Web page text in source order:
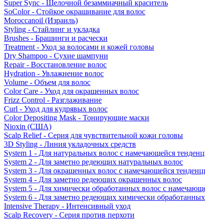
Super Sync - Щелочной безаммиачный краситель
SoColor - Стойкое окрашивание для волос
Moroccanoil (Израиль)
Styling - Стайлинг и укладка
Brushes - Брашинги и расчески
Treatment - Уход за волосами и кожей головы
Dry Shampoo - Сухие шампуни
Repair - Восстановление волос
Hydration - Увлажнение волос
Volume - Объем для волос
Color Care - Уход для окрашенных волос
Frizz Control - Разглаживание
Curl - Уход для кудрявых волос
Color Depositing Mask - Тонирующие маски
Nioxin (США)
Scalp Relief - Серия для чувствительной кожи головы
3D Styling - Линия укладочных средств
System 1 - Для натуральных волос с намечающейся
System 2 - Для заметно редеющих натуральных волос
System 3 - Для окрашенных волос с намечающейся
System 4 - Для заметно редеющих окрашенных волос
System 5 - Для химически обработанных волос с
System 6 - Для заметно редеющих химически
Intensive Therapy - Интенсивный уход
Scalp Recovery - Серия против перхоти